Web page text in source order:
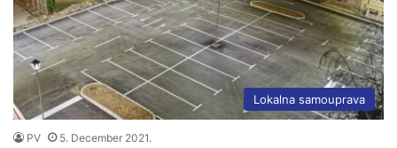
Lokalna samouprava
PV 5. December 2021.